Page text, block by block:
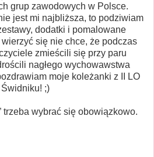
grup zawodowych w Polsce.
jest mi najbliższa, to podziwiam
dodatki i pomalowane
się nie chce, że podczas
zmieścili się przy paru
nagłego wychowawstwa
moje koleżanki z II LO
;)
trzeba wybrać się obowiązkowo.